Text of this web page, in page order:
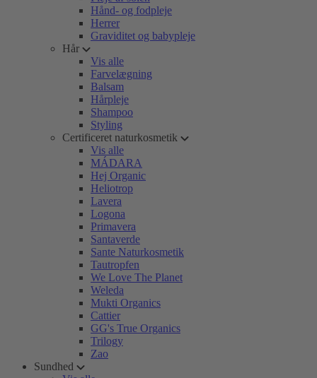
Hånd- og fodpleje
Herrer
Graviditet og babypleje
Hår
Vis alle
Farvelægning
Balsam
Hårpleje
Shampoo
Styling
Certificeret naturkosmetik
Vis alle
MÁDARA
Hej Organic
Heliotrop
Lavera
Logona
Primavera
Santaverde
Sante Naturkosmetik
Tautropfen
We Love The Planet
Weleda
Mukti Organics
Cattier
GG's True Organics
Trilogy
Zao
Sundhed